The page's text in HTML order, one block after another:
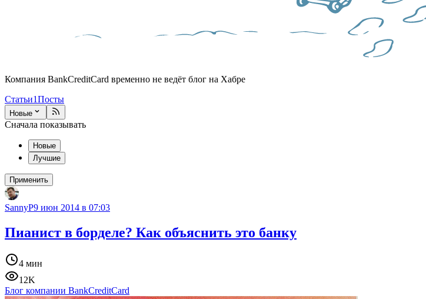
Компания BankCreditCard временно не ведёт блог на Хабре
Статьи1Посты
Новые
Сначала показывать
Новые
Лучшие
Применить
SannyP9 июн 2014 в 07:03
Пианист в борделе? Как объяснить это банку
4 мин
12K
Блог компании BankCreditCard